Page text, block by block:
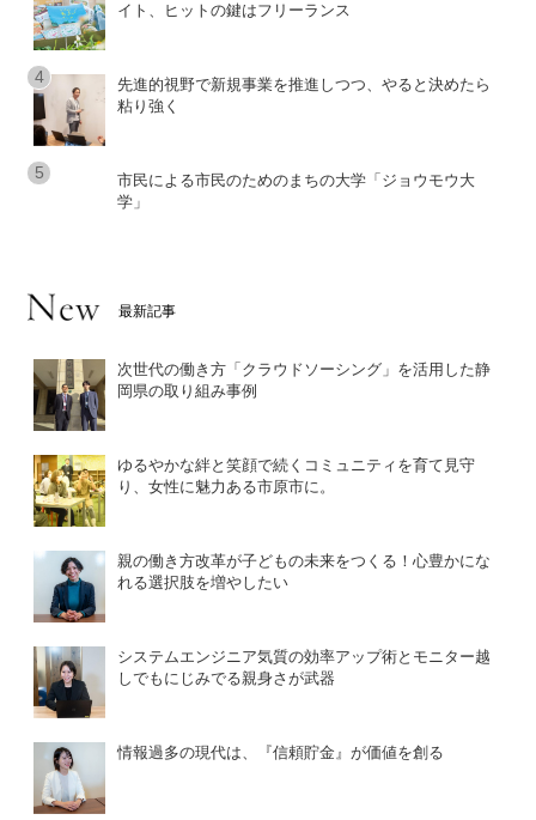
イト、ヒットの鍵はフリーランス
先進的視野で新規事業を推進しつつ、やると決めたら
粘り強く
市民による市民のためのまちの大学「ジョウモウ大
学」
最新記事
次世代の働き方「クラウドソーシング」を活用した静
岡県の取り組み事例
ゆるやかな絆と笑顔で続くコミュニティを育て見守
り、女性に魅力ある市原市に。
親の働き方改革が子どもの未来をつくる！心豊かにな
れる選択肢を増やしたい
システムエンジニア気質の効率アップ術とモニター越
しでもにじみでる親身さが武器
情報過多の現代は、『信頼貯金』が価値を創る